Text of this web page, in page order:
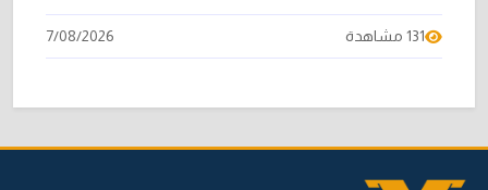
131 مشاهدة 7/08/2026